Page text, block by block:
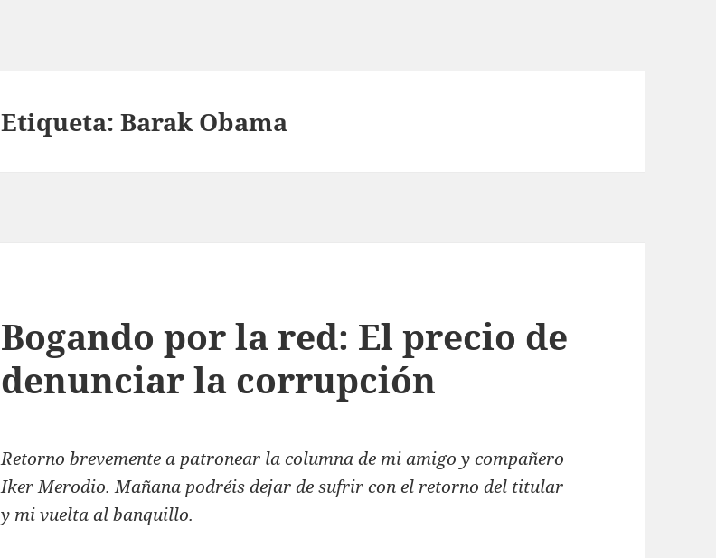
Etiqueta:Barak Obama
Bogando por la red: El precio de
denunciar la corrupción
Retorno brevemente a patronear la columna de mi amigo y compañero
Iker Merodio. Mañana podréis dejar de sufrir con el retorno del titular
y mi vuelta al banquillo.